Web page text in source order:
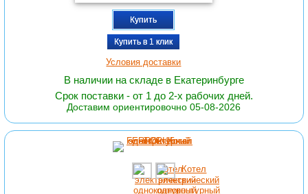
Купить
Купить в 1 клик
Условия доставки
В наличии на складе в Екатеринбурге
Срок поставки - от 1 до 2-х рабочих дней.
Доставим ориентировочно 05-08-2026